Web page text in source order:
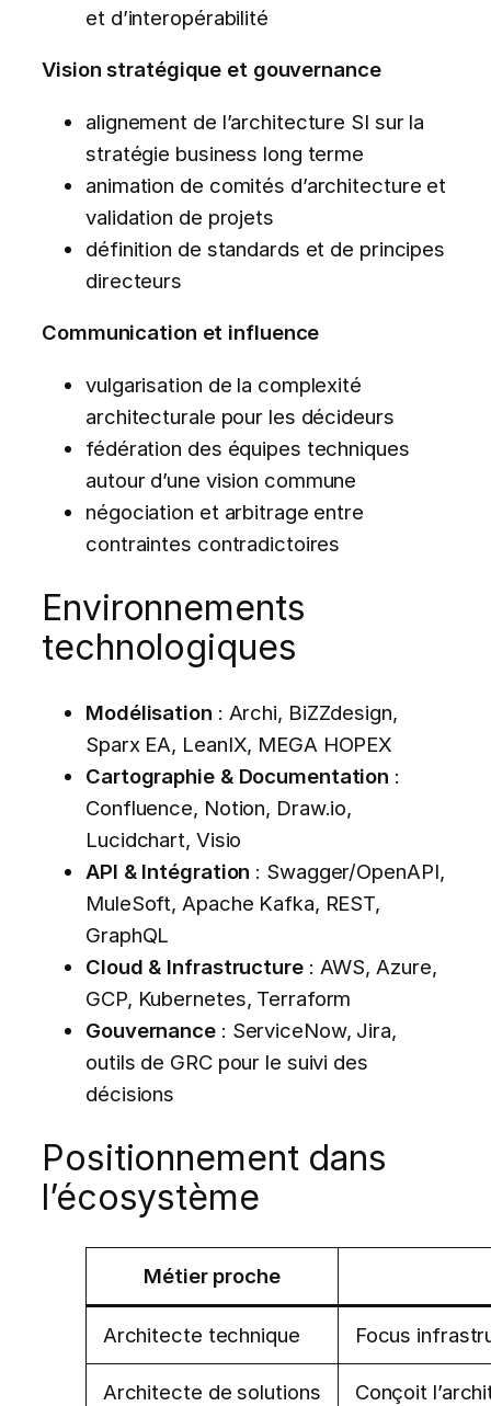
et d’interopérabilité
Vision stratégique et gouvernance
alignement de l’architecture SI sur la
stratégie business long terme
animation de comités d’architecture et
validation de projets
définition de standards et de principes
directeurs
Communication et influence
vulgarisation de la complexité
architecturale pour les décideurs
fédération des équipes techniques
autour d’une vision commune
négociation et arbitrage entre
contraintes contradictoires
Environnements
technologiques
Modélisation : Archi, BiZZdesign,
Sparx EA, LeanIX, MEGA HOPEX
Cartographie & Documentation :
Confluence, Notion, Draw.io,
Lucidchart, Visio
API & Intégration : Swagger/OpenAPI,
MuleSoft, Apache Kafka, REST,
GraphQL
Cloud & Infrastructure: AWS, Azure,
GCP, Kubernetes, Terraform
Gouvernance: ServiceNow, Jira,
outils de GRC pour le suivi des
décisions
Positionnement dans
l’écosystème
Métier proche
Architecte technique Focus
Architecte de solutions Conçoit